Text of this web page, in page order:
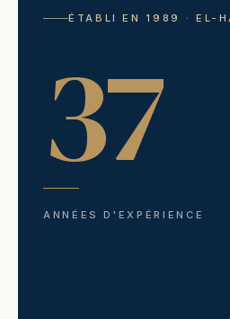
ÉTABLI EN 1989 · EL-
37
ANNÉES D'EXPÉRIENCE